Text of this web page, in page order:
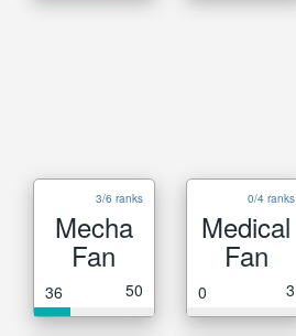
3/6 ranks
Mecha
Fan
36 50
0/4 ranks
Medical
Fan
0 3